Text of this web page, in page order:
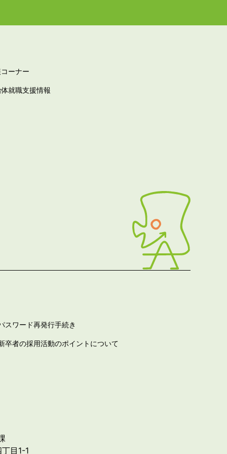
ーナー
就職支援情報
スワード再発行手続き
卒者の採用活動のポイントについて
目1-1